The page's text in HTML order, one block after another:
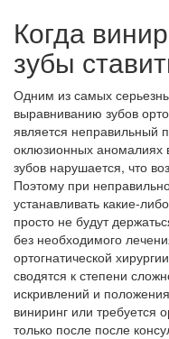
Когда
зубы
Одним из самых
выравниванию зубов
является неправильный
оклюзионных аномалиях
зубов нарушается, что
Поэтому при
устанавливать какие-
просто не будут
без необходимого
ортогнатической
сводятся к степени
искривлений и
виниринг или требуется
только после после